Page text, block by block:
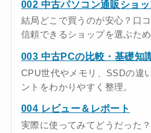
002 中古パソコン通販ショ
結局どこで買うのが安心？口
信頼できるショップを選ぶため
003 中古PCの比較・基礎知
CPU世代やメモリ、SSDの違
ントをわかりやすく整理。
004 レビュー＆レポート
実際に使ってみてどうだった